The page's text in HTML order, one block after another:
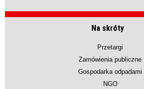
Na skróty
Przetargi
Zamówienia publiczne
Gospodarka odpadami
NGO